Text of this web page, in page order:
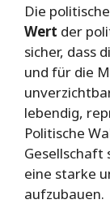
Die
Wert der
sicher, dass
und für die
lebendig,
Politische
Gesellschaft
eine starke
aufzubauen.